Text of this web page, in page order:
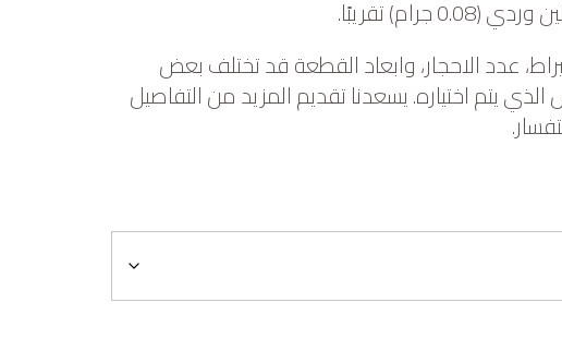
عدد الاحجار، وابعاد القطعة قد تختلف بعض
يتم اختياره. يسعدنا تقديم المزيد من التفاصيل